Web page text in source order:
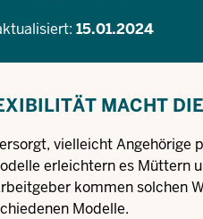
15.01.2024
MACHT
vielleicht Angehörige
erleichtern es Müttern
kommen solchen
Modelle.